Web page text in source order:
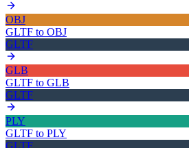
OBJ
GLTF to OBJ
GLTF
GLB
GLTF to GLB
GLTF
PLY
GLTF to PLY
GLTF